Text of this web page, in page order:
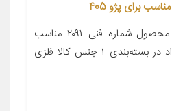
معرفی محصول جزئیات محصول شماره فنی ۲۰۹۱ مناسب
برای خودرو پژو ۴۰۵ تعداد در بسته‌بندی ۱ جنس کالا فلزی